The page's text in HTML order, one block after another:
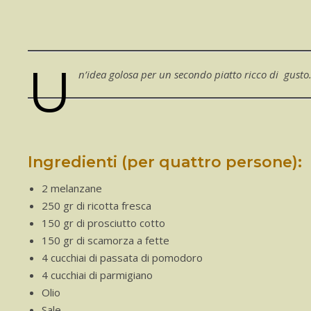
U n’idea golosa per un secondo piatto ricco di gusto.
Ingredienti (per quattro persone):
2 melanzane
250 gr di ricotta fresca
150 gr di prosciutto cotto
150 gr di scamorza a fette
4 cucchiai di passata di pomodoro
4 cucchiai di parmigiano
Olio